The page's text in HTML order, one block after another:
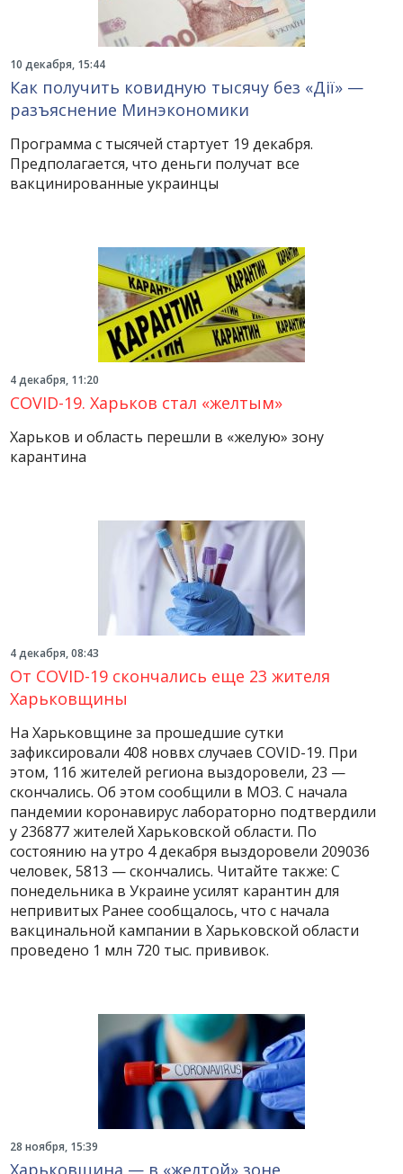
10 декабря, 15:44
Как получить ковидную тысячу без «Дії» —
разъяснение Минэкономики
Программа с тысячей стартует 19 декабря.
Предполагается, что деньги получат все
вакцинированные украинцы
4 декабря, 11:20
COVID-19. Харьков стал «желтым»
Харьков и область перешли в «желую» зону
карантина
4 декабря, 08:43
От COVID-19 скончались еще 23 жителя
Харьковщины
На Харьковщине за прошедшие сутки
зафиксировали 408 новвх случаев COVID-19. При
этом, 116 жителей региона выздоровели, 23 —
скончались. Об этом сообщили в МОЗ. С начала
пандемии коронавирус лабораторно подтвердили
у 236877 жителей Харьковской области. По
состоянию на утро 4 декабря выздоровели 209036
человек, 5813 — скончались. Читайте также: С
понедельника в Украине усилят карантин для
непривитых Ранее сообщалось, что с начала
вакцинальной кампании в Харьковской области
проведено 1 млн 720 тыс. прививок.
28 ноября, 15:39
Харьковщина — в «желтой» зоне